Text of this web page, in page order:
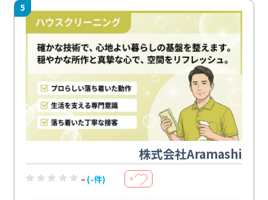
5
株式会社Aramashi
- (-件) ＋